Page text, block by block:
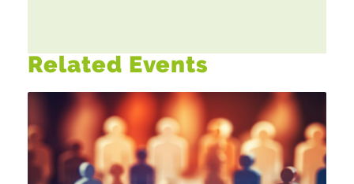
Related Events